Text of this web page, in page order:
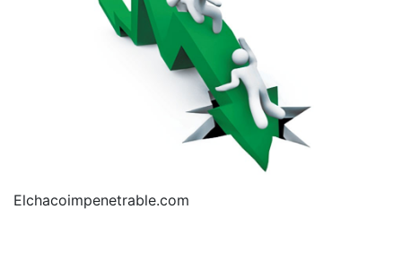
Elchacoimpenetrable.com